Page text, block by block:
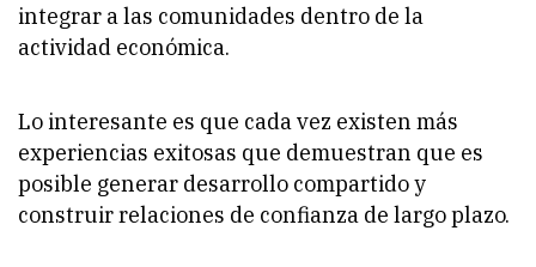
integrar a las comunidades dentro de la
actividad económica.
Lo interesante es que cada vez existen más
experiencias exitosas que demuestran que es
posible generar desarrollo compartido y
construir relaciones de confianza de largo plazo.